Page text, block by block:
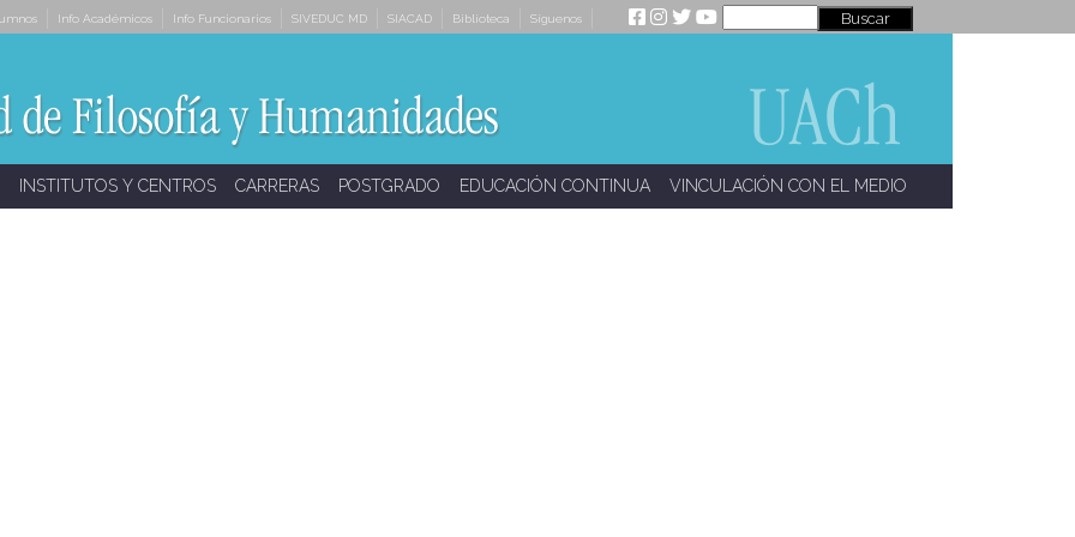
Info Académicos Info Funcionarios SIVEDUC MD SIACAD Biblioteca Síguenos
INSTITUTOS Y CENTROS CARRERAS POSTGRADO EDUCACIÓN CONTINUA VINCULACIÓN CON EL MEDIO